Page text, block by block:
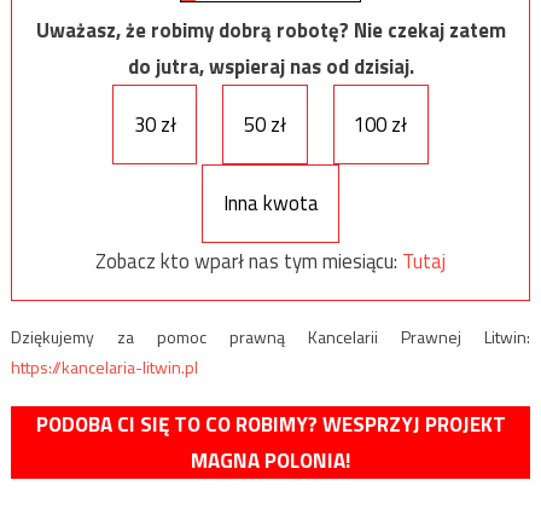
Uważasz, że robimy dobrą robotę? Nie czekaj zatem
do jutra, wspieraj nas od dzisiaj.
30 zł
50 zł 100 zł
Inna kwota
Zobacz kto wparł nas tym miesiącu: Tutaj
Dziękujemy za pomoc prawną Kancelarii Prawnej Litwin:
https://kancelaria-litwin.pl
PODOBA CI SIĘ TO CO ROBIMY? WESPRZYJ PROJEKT
MAGNA POLONIA!